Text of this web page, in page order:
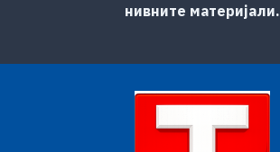
нивните материјали.